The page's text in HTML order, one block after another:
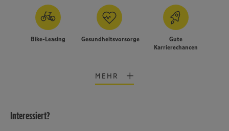
Bike-Leasing Gesundheitsvorsorge
Gute
Karrierechancen
MEHR
Interessiert?